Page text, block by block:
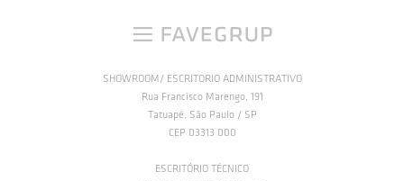
SHOWROOM/ ESCRITORIO ADMINISTRATIVO
Rua Francisco Marengo, 191
Tatuapé, São Paulo / SP
CEP 03313 000
ESCRITÓRIO TÉCNICO